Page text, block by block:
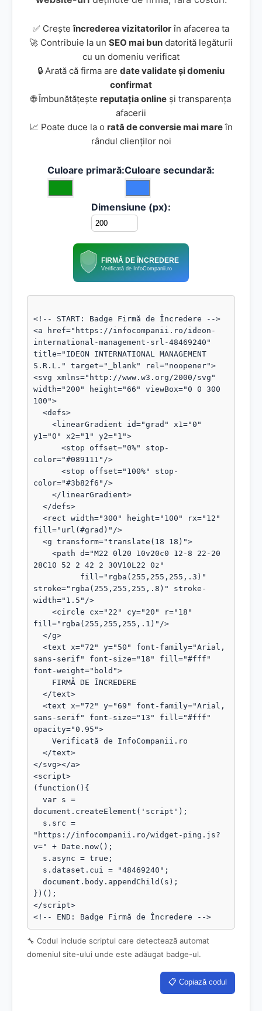
✅ Creșteîncrederea vizitatorilorîn afacerea ta
🚀 Contribuie la un SEO mai bun datorită legăturii
cu un domeniu verificat
🔒 Arată că firma are date validate și domeniu
confirmat
🌐 Îmbunătățește reputația online și transparența
afacerii
📈 Poate duce la o rată de conversie mai mareîn
rândul clienților noi
Culoare primară:Culoare secundară:
Dimensiune (px):
FIRMĂ DE ÎNCREDERE
Verificată de InfoCompanii.ro
<!-- START: Badge Firmă de Încredere -->
<a href="https://infocompanii.ro/ideon-
international-management-srl-48469240"
title="IDEON INTERNATIONAL MANAGEMENT
S.R.L." target="_blank" rel="noopener">
<svg xmlns="http://www.w3.org/2000/svg"
width="200" height="66" viewBox="0 0 300
100">
y1="0" x2="1" y2="1">
color="#089111"/>
color="#3b82f6"/>
fill="url(#grad)"/>
28C10 52 2 42 2 30V10L22 0z"
stroke="rgba(255,255,255,.8)" stroke-
width="1.5"/>
fill="rgba(255,255,255,.1)"/>
sans-serif" font-size="18" fill="#fff"
font-weight="bold">
sans-serif" font-size="13" fill="#fff"
opacity="0.95">
</svg></a>
<script>
(function(){
document.createElement('script');
"https://infocompanii.ro/widget-ping.js?
v=" + Date.now();
})();
</script>
<!-- END: Badge Firmă de Încredere -->
🔧 Codul include scriptul care detectează automat
domeniul site-ului unde este adăugat badge-ul.
📋 Copiază codul